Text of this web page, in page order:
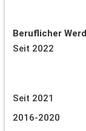
Beruflicher
Seit 2022
Seit 2021
2016-2020